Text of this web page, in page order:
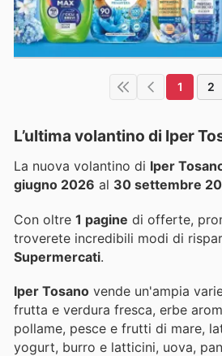
1 2
L’ultima volantino di Iper
La nuova volantino di Iper
giugno 2026 al 30 settembre
Con oltre 1 pagine di offerte,
troverete incredibili modi di
Supermercati.
Iper Tosano vende un'ampia
frutta e verdura fresca, erbe
pollame, pesce e frutti di mare,
yogurt, burro e latticini, uova,